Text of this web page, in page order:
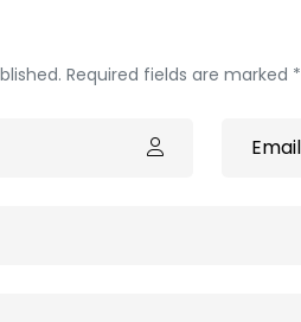
Required fields are marked *